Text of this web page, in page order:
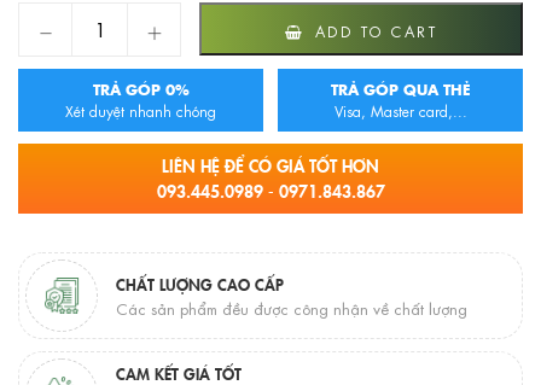
Treo giấy vệ sinh Geler 4507 quantity
ADD TO CART
TRẢ GÓP 0%
Xét duyệt nhanh chóng
TRẢ GÓP QUA THẺ
Visa, Master card,...
LIÊN HỆ ĐỂ CÓ GIÁ TỐT HƠN
093.445.0989 - 0971.843.867
CHẤT LƯỢNG CAO CẤP
Các sản phẩm đều được công nhận về chất lượng
CAM KẾT GIÁ TỐT